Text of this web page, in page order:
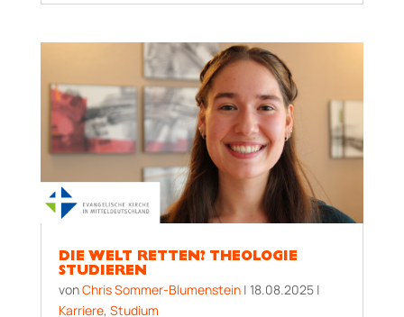
DIE WELT RETTEN? THEOLOGIE
STUDIEREN
vonChris Sommer-Blumenstein| 18.08.2025|
Karriere, Studium